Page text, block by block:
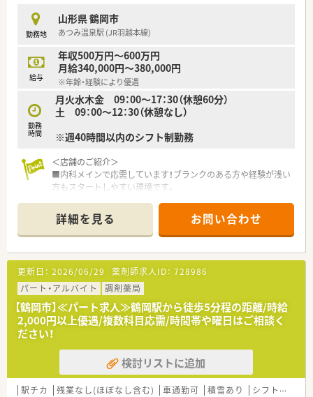
り、風通しの良さに繋がっています。代表も薬剤師として現場に
出ておりますので、現場のことをしっかり理解しているので安心
感もございます。積極的に出店をしていくスタイルではなく、地
域に根差した薬局経営を重視している企業様です。
≪薬局について≫
小児科をメインに処方箋を応需しており、薬剤師は2名在籍中
で、一人当たりの業務量に無理なく対応できる環境です◎
庄内エリアに他の店舗もあるため、ヘルプ体制も整っています。
最大17時半時までの勤務となり、ワークライフバランス重視し
たい方にもおススメです。残業時間も平均5～6時間/月となって
おり、あまり長引くことがありません。社員全員が公平であるこ
うに有給使用なども含めて工夫しています。
≪こんな方におススメ≫
★家庭やプライベートと両立しながら経験を活かせる環境で働
きたい方
★異動や転勤なく腰を据えて働きたい方
★現場のことをしっかりわかってくれている会社でお勤めされ
たい方
勤務地
山形県 鶴岡市
あつみ温泉駅 (JR羽越本線)
給与
年収500万円～600万円
月給340,000円～380,000円
※年齢・経験により優遇
勤務
時間
月火水木金 09：00～17：30（休憩60分）
土 09：00～12：30（休憩なし）
※週40時間以内のシフト制勤務
＜店舗のご紹介＞
■内科メインで応需しています！ブランクのある方や経験が浅い
方もスタートしやすい環境です。
ためお好きな手段で通勤できます！
■日本海が近くに見え、リラックスしやすく空気がきれいな環境
で就業できます♪
＜こんな方にオススメ＞
■ブランクがあり、今後復帰を考えている方
■異動なく腰を据えて働きたい方
■UIターン・遠方からお越しの方も大歓迎！
＜企業のご紹介＞
■宮城を中心に山形・関東地区へ店舗展開しております。今後も
関西など広範囲の出店を計画している急成長企業です。
■管理職志望の方から仕事と家庭の両立を目指す方まで様々な
希望を持つスタッフが連携を取って運営を行っております。
■スキンケア用品、サプリメントの通信販売、薬局開設のコンサ
詳細を見る お問い合わせ
更新日： 2026/06/29 薬剤師求人ID： 728986
パート・アルバイト
調剤薬局
【鶴岡市】≪パート求人≫鶴岡駅から徒歩5分程の距離/時給
2,000円以上優遇/複数科目応需/時間帯や曜日はご相談く
ださい！
検討リストに追加
駅チカ 残業なし(ほぼなし含む) 車通勤可 積雪あり シフト制